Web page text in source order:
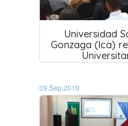
Universidad
Gonzaga (Ica)
09.Sep.2019